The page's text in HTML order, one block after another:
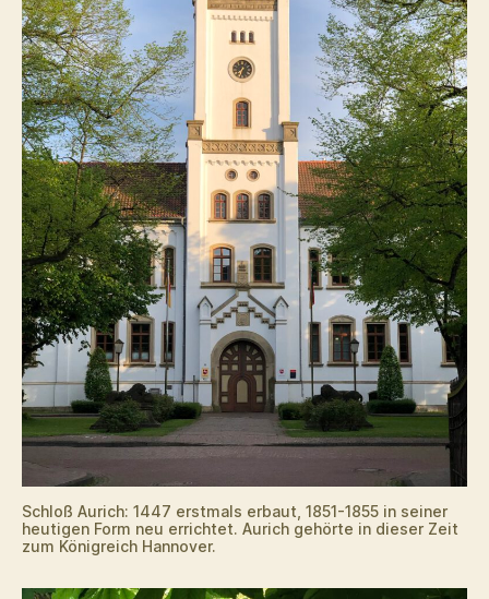
Schloß Aurich: 1447 erstmals erbaut, 1851-1855 in seiner
heutigen Form neu errichtet. Aurich gehörte in dieser Zeit
zum Königreich Hannover.